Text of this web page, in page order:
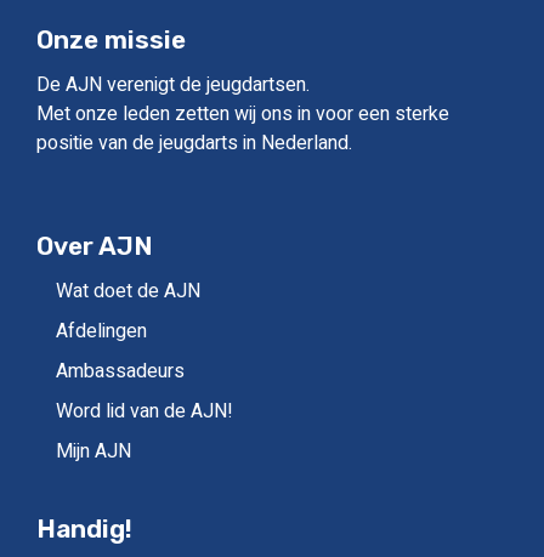
Onze missie
De AJN verenigt de jeugdartsen.
Met onze leden zetten wij ons in voor een sterke
positie van de jeugdarts in Nederland.
Over AJN
Wat doet de AJN
Afdelingen
Ambassadeurs
Word lid van de AJN!
Mijn AJN
Handig!